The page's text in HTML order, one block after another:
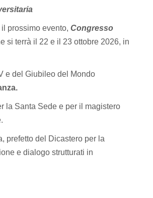
prossimo evento, Congresso
si terrà il 22 e il 23 ottobre 2026, in
e del Giubileo del Mondo
la Santa Sede e per il magistero
prefetto del Dicastero per la
e dialogo strutturati in